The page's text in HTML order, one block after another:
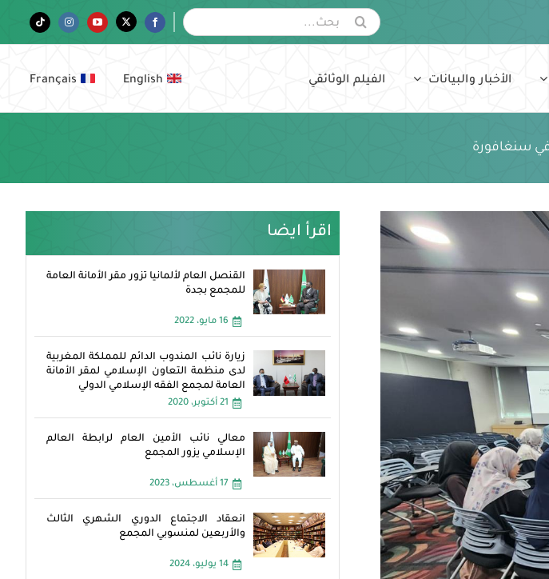
البحث
عن:
Facebook
Twitter
YouTube
Instagram
Tiktok
الأخبار والبيانات الفيلم الوثائقي English
Français
في سنغافورة
اقرأ ايضا
القنصل العام لألمانيا تزور مقر الأمانة العامة
للمجمع بجدة
16 مايو، 2022
زيارة نائب المندوب الدائم للمملكة المغربية
لدى منظمة التعاون الإسلامي لمقر الأمانة
العامة لمجمع الفقه الإسلامي الدولي
21 أكتوبر، 2020
معالي نائب الأمين العام لرابطة العالم
الإسلامي يزور المجمع
17 أغسطس، 2023
انعقاد الاجتماع الدوري الشهري الثالث
والأربعين لمنسوبي المجمع
14 يوليو، 2024